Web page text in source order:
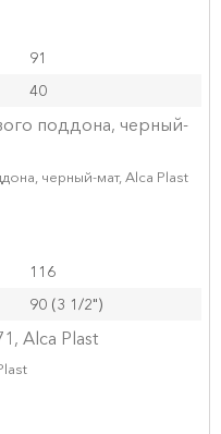
91
40
черный-мат, Alca Plast
116
90 (3 1/2")